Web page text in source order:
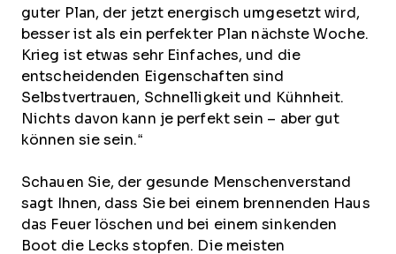
guter Plan, der jetzt energisch umgesetzt wird,
besser ist als ein perfekter Plan nächste Woche.
Krieg ist etwas sehr Einfaches, und die
entscheidenden Eigenschaften sind
Selbstvertrauen, Schnelligkeit und Kühnheit.
Nichts davon kann je perfekt sein – aber gut
können sie sein.“
Schauen Sie, der gesunde Menschenverstand
sagt Ihnen, dass Sie bei einem brennenden Haus
das Feuer löschen und bei einem sinkenden
Boot die Lecks stopfen. Die meisten